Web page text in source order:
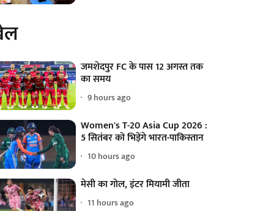
जमशेदपुर FC के पास 12 अगस्त तक
का समय
9 hours ago
Women's T-20 Asia Cup 2026 :
5 सितंबर को भिड़ेंगे भारत-पाकिस्तान
10 hours ago
मेसी का गोल, इंटर मियामी जीता
11 hours ago